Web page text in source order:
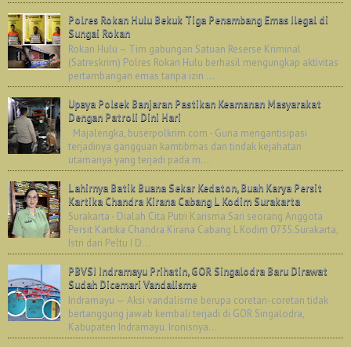
Polres Rokan Hulu Bekuk Tiga Penambang Emas Ilegal di
Sungai Rokan
Rokan Hulu – Tim gabungan Satuan Reserse Kriminal
(Satreskrim) Polres Rokan Hulu berhasil mengungkap aktivitas
pertambangan emas tanpa izin ...
Upaya Polsek Banjaran Pastikan Keamanan Masyarakat
Dengan Patroli Dini Hari
Majalengka, buserpolkrim.com - Guna mengantisipasi
terjadinya gangguan kamtibmas dan tindak kejahatan
utamanya yang terjadi pada m...
Lahirnya Batik Buana Sekar Kedaton, Buah Karya Persit
Kartika Chandra Kirana Cabang L Kodim Surakarta
Surakarta - Dialah Cita Putri Karisma Sari seorang Anggota
Persit Kartika Chandra Kirana Cabang L Kodim 0735.Surakarta,
Istri dari Peltu I D...
PBVSI Indramayu Prihatin, GOR Singalodra Baru Dirawat
Sudah Dicemari Vandalisme
Indramayu — Aksi vandalisme berupa coretan-coretan tidak
bertanggung jawab kembali terjadi di GOR Singalodra,
Kabupaten Indramayu. Ironisnya...